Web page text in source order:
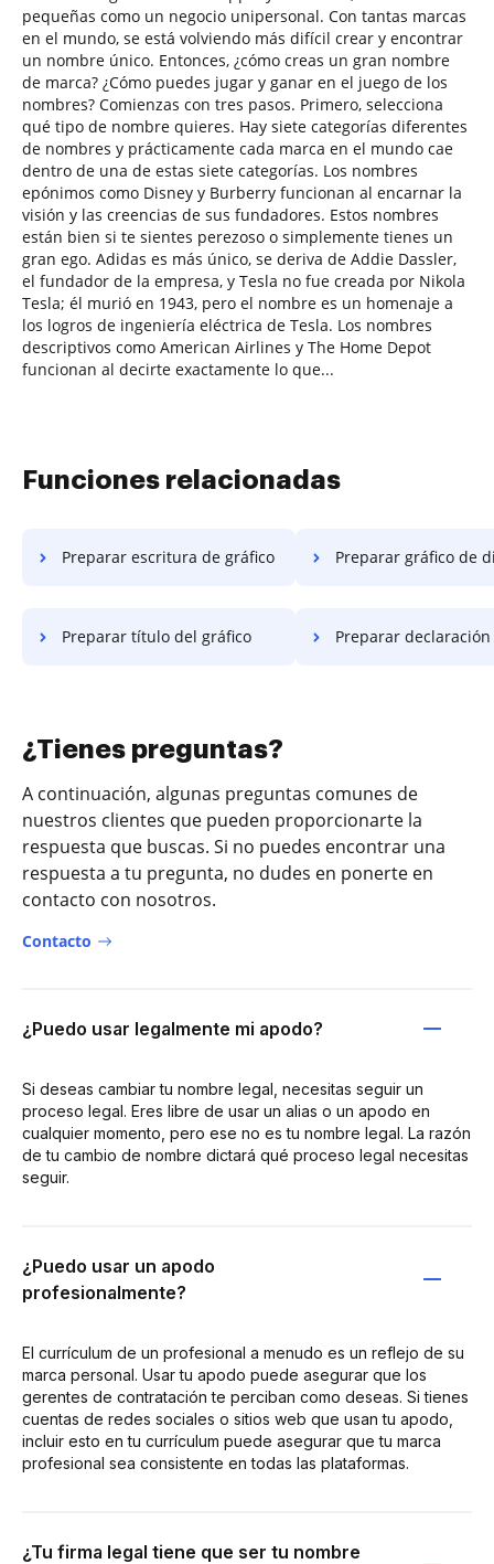
pequeñas como un negocio unipersonal. Con tantas marcas
en el mundo, se está volviendo más difícil crear y encontrar
un nombre único. Entonces, ¿cómo creas un gran nombre
de marca? ¿Cómo puedes jugar y ganar en el juego de los
nombres? Comienzas con tres pasos. Primero, selecciona
qué tipo de nombre quieres. Hay siete categorías diferentes
de nombres y prácticamente cada marca en el mundo cae
dentro de una de estas siete categorías. Los nombres
epónimos como Disney y Burberry funcionan al encarnar la
visión y las creencias de sus fundadores. Estos nombres
están bien si te sientes perezoso o simplemente tienes un
gran ego. Adidas es más único, se deriva de Addie Dassler,
el fundador de la empresa, y Tesla no fue creada por Nikola
Tesla; él murió en 1943, pero el nombre es un homenaje a
los logros de ingeniería eléctrica de Tesla. Los nombres
descriptivos como American Airlines y The Home Depot
funcionan al decirte exactamente lo que...
Funciones relacionadas
Preparar escritura de gráfico Preparar gráfico de
Preparar título del gráfico Preparar declaración de
¿Tienes preguntas?
A continuación, algunas preguntas comunes de
nuestros clientes que pueden proporcionarte la
respuesta que buscas. Si no puedes encontrar una
respuesta a tu pregunta, no dudes en ponerte en
contacto con nosotros.
Contacto
¿Puedo usar legalmente mi apodo?
Si deseas cambiar tu nombre legal, necesitas seguir un
proceso legal. Eres libre de usar un alias o un apodo en
cualquier momento, pero ese no es tu nombre legal. La razón
de tu cambio de nombre dictará qué proceso legal necesitas
seguir.
¿Puedo usar un apodo
profesionalmente?
El currículum de un profesional a menudo es un reflejo de su
marca personal. Usar tu apodo puede asegurar que los
gerentes de contratación te perciban como deseas. Si tienes
cuentas de redes sociales o sitios web que usan tu apodo,
incluir esto en tu currículum puede asegurar que tu marca
profesional sea consistente en todas las plataformas.
¿Tu firma legal tiene que ser tu nombre